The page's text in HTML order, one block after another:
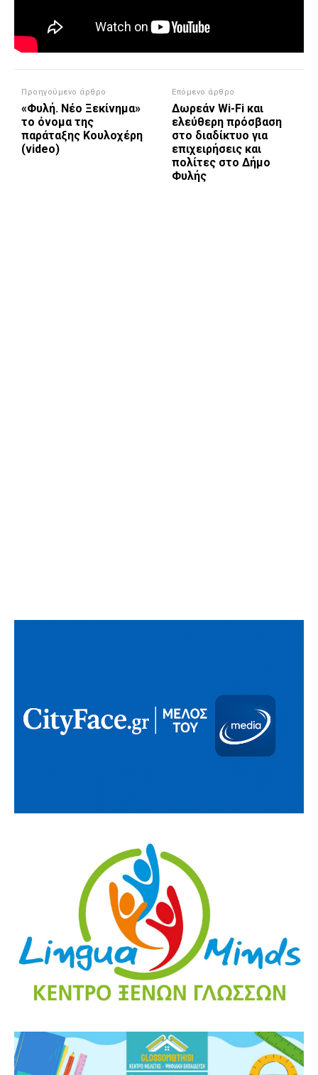
Προηγούμενο άρθρο
«Φυλή. Νέο Ξεκίνημα»
το όνομα της
παράταξης Κουλοχέρη
(video)
Επόμενο άρθρο
Δωρεάν Wi-Fi και
ελεύθερη πρόσβαση
στο διαδίκτυο για
επιχειρήσεις και
πολίτες στο Δήμο
Φυλής